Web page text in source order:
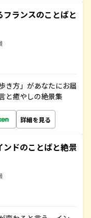
フランスのことばと
き方」があなたにお届
と癒やしの絶景集
詳細を見る
ドのことばと絶景